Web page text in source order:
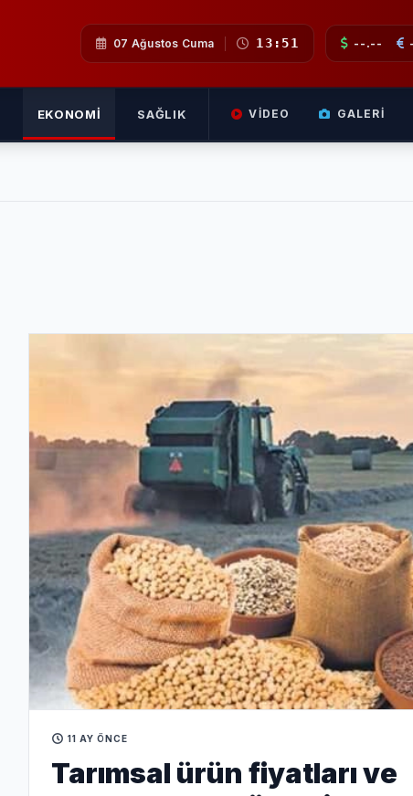
07 Ağustos Cuma 13:51 --.--
EKONOMI SAĞLIK VIDEO GALERI
11 AY ÖNCE
Tarımsal ürün fiyatları ve